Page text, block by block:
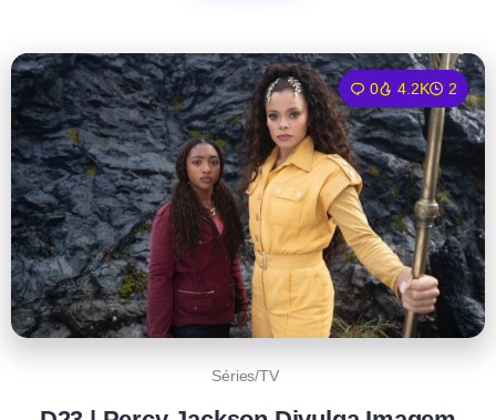
0 4.2K 2
Séries/TV